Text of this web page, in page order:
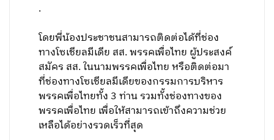
.
โดยพี่น้องประชาชนสามารถติดต่อได้ที่ช่อง
ทางโซเชียลมีเดีย สส. พรรคเพื่อไทย ผู้ประสงค์
สมัคร สส. ในนามพรรคเพื่อไทย หรือติดต่อมา
ที่ช่องทางโซเชียลมีเดียของกรรมการบริหาร
พรรคเพื่อไทยทั้ง 3 ท่าน รวมทั้งช่องทางของ
พรรคเพื่อไทย เพื่อให้สามารถเข้าถึงความช่วย
เหลือได้อย่างรวดเร็วที่สุด